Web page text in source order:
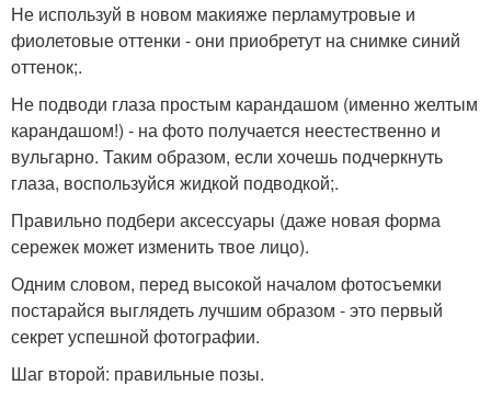
Не используй в новом макияже перламутровые и
фиолетовые оттенки - они приобретут на снимке синий
оттенок;.
Не подводи глаза простым карандашом (именно желтым
карандашом!) - на фото получается неестественно и
вульгарно. Таким образом, если хочешь подчеркнуть
глаза, воспользуйся жидкой подводкой;.
Правильно подбери аксессуары (даже новая форма
сережек может изменить твое лицо).
Одним словом, перед высокой началом фотосъемки
постарайся выглядеть лучшим образом - это первый
секрет успешной фотографии.
Шаг второй: правильные позы.